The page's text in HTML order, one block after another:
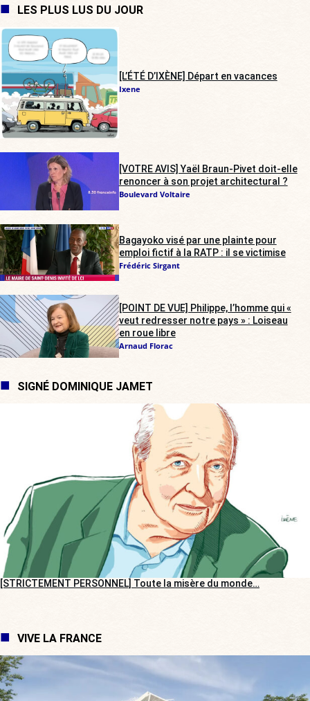
LES PLUS LUS DU JOUR
[L’ÉTÉ D’IXÈNE] Départ en vacances
Ixene
[VOTRE AVIS] Yaël Braun-Pivet doit-elle
renoncer à son projet architectural ?
Boulevard Voltaire
Bagayoko visé par une plainte pour
emploi fictif à la RATP : il se victimise
Frédéric Sirgant
[POINT DE VUE] Philippe, l’homme qui «
veut redresser notre pays » : Loiseau
en roue libre
Arnaud Florac
SIGNÉ DOMINIQUE JAMET
[STRICTEMENT PERSONNEL] Toute la misère du monde…
VIVE LA FRANCE